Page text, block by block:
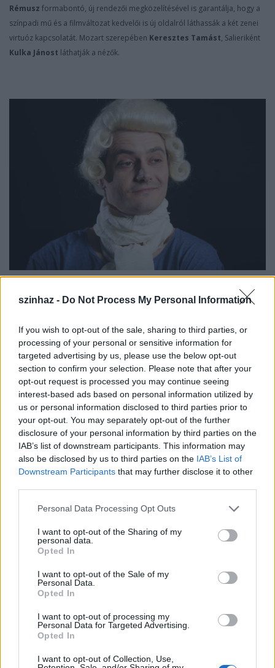
szinhaz - Do Not Process My Personal Information
If you wish to opt-out of the sale, sharing to third parties, or
processing of your personal or sensitive information for
targeted advertising by us, please use the below opt-out
section to confirm your selection. Please note that after your
opt-out request is processed you may continue seeing
interest-based ads based on personal information utilized by
us or personal information disclosed to third parties prior to
your opt-out. You may separately opt-out of the further
disclosure of your personal information by third parties on the
IAB’s list of downstream participants. This information may
also be disclosed by us to third parties on the IAB’s List of
Downstream Participants that may further disclose it to other
Please note that this website/app uses one or more Google
not limited to your visit or usage behaviour. You may click to
grant or deny consent to Google and its third-party tags to
use your data for below specified purposes in below Google
consent section.
Personal Data Processing Opt Outs
I want to opt-out of the Sharing of my
personal data.
Opted In
I want to opt-out of the Sale of my
Personal Data.
Opted In
I want to opt-out of processing my
Personal Data for Targeted Advertising.
Opted In
I want to opt-out of Collection, Use,
Rémusz formabontó, új rendezői megközelítésével is garantálja, hogy a
színpadi mű és a filmváltozat kedvelői is új oldalról láthassák a két zenei
virtuóz kapcsolatát. Mozart szerepében Keresztes Tamást, Salieriként
Kulka Jánost láthatják a nézők.
bemutatót tervez. Balatonföldváron a Kultkikötőben
Pelsőczy RékarendezésébenJordán AdélésSzabó
Kimmel Tamásjátszik aBagoly és Cicacímű
szerelmi komédiában. Ez a színdarab a hetvenes
években szintén sikerrel mutatkozott be a mozikban
Barbra StreisandésGeorge Segalszereplésével, és
színpadra állításával szintén régi terve válik valóra a
produkciós irodának.
Ugyancsak Balatonföldváron,Göttinger Pál
rendezésébenÖtvös Andrásadja előGerlóczy
Mártonregényének színpadi adaptációját,A
csemegepultos naplójá
t. Szentendrén mutatják be
Anat Govzenés darabját, aHappy Ending
et. Az
izraeli szerző művétGergye Krisztiá
n koreográfus-
rendező állítja színpadra. Az előadásban többek
közöttHernádi Judit, Fekete Ernő, Margitai Ági,
Hegyi Barbara, Bánfalvi Eszter, Bertalan Ágnes
Nagy Dániel Viktor